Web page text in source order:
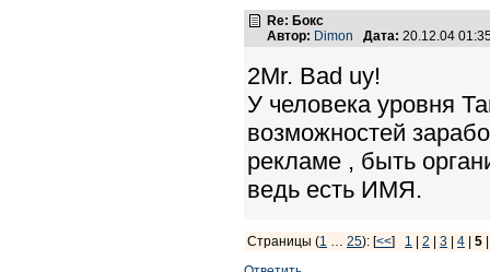
Re: Бокс
Автор: Dimon Дата: 20.12.04
2Mr. Bad uy!
У человека уровня
возможностей
рекламе , быть
ведь есть ИМЯ.
Страницы (1 … 25): [<<] 1 2 3 4 5